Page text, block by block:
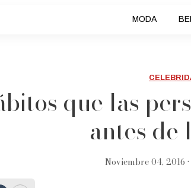
MODA
que las
antes de
Noviembre 04, 2016 •